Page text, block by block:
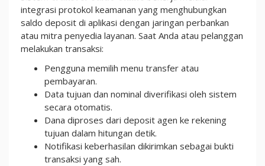
integrasi protokol keamanan yang menghubungkan
saldo deposit di aplikasi dengan jaringan perbankan
atau mitra penyedia layanan. Saat Anda atau pelanggan
melakukan transaksi:
Pengguna memilih menu transfer atau
pembayaran.
Data tujuan dan nominal diverifikasi oleh sistem
secara otomatis.
Dana diproses dari deposit agen ke rekening
tujuan dalam hitungan detik.
Notifikasi keberhasilan dikirimkan sebagai bukti
transaksi yang sah.